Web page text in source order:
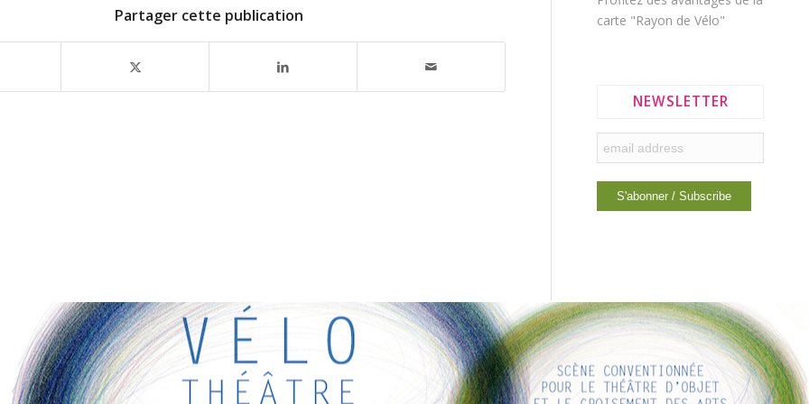
Partager cette publication
carte "Rayon de Vélo"
NEWSLETTER
intéressants pour vous ! Appréciez votre séjour :)